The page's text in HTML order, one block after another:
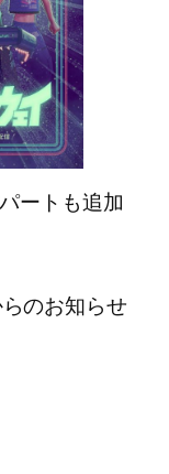
ートも追加
のお知らせ